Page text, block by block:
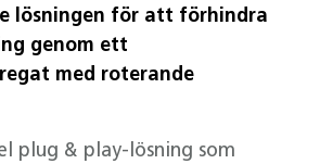
lösningen för att förhindra
genom ett
med roterande
plug & play-lösning som